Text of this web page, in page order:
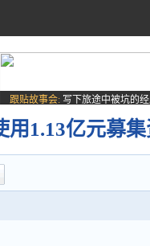
跟贴故事会: 写下旅途中被坑的
用1.13亿元募